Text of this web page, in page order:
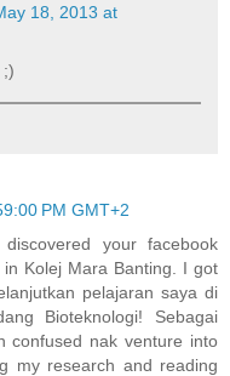
18, 2013 at
PM GMT+2
your facebook
Kolej Mara Banting. I got
pelajaran saya di
Bioteknologi! Sebagai
confused nak venture into
my research and reading